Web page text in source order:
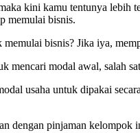
kini kamu tentunya
memulai bisnis.
bisnis? Jika iya,
mencari modal awal, salah
usaha untuk dipakai
dengan pinjaman kelompok